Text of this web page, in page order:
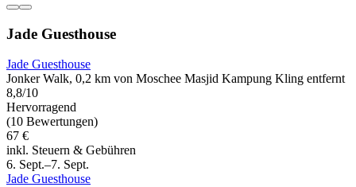
Jade Guesthouse
Jade Guesthouse
Jonker Walk, 0,2 km von Moschee Masjid Kampung Kling entfernt
8,8/10
Hervorragend
(10 Bewertungen)
67 €
inkl. Steuern & Gebühren
6. Sept.–7. Sept.
Jade Guesthouse